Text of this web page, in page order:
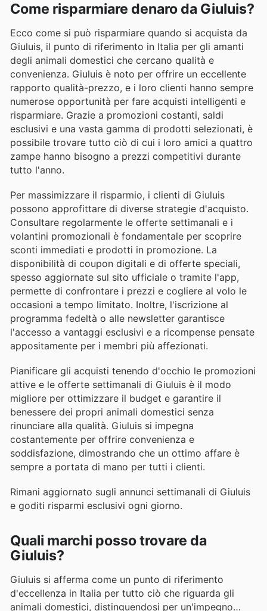
Come risparmiare denaro da Giuluis?
Ecco come si può risparmiare quando si acquista da
Giuluis, il punto di riferimento in Italia per gli amanti
degli animali domestici che cercano qualità e
convenienza. Giuluis è noto per offrire un eccellente
rapporto qualità-prezzo, e i loro clienti hanno sempre
numerose opportunità per fare acquisti intelligenti e
risparmiare. Grazie a promozioni costanti, saldi
esclusivi e una vasta gamma di prodotti selezionati, è
possibile trovare tutto ciò di cui i loro amici a quattro
zampe hanno bisogno a prezzi competitivi durante
tutto l'anno.
Per massimizzare il risparmio, i clienti di Giuluis
possono approfittare di diverse strategie d'acquisto.
Consultare regolarmente le offerte settimanali e i
volantini promozionali è fondamentale per scoprire
sconti immediati e prodotti in promozione. La
disponibilità di coupon digitali e di offerte speciali,
spesso aggiornate sul sito ufficiale o tramite l'app,
permette di confrontare i prezzi e cogliere al volo le
occasioni a tempo limitato. Inoltre, l'iscrizione al
programma fedeltà o alle newsletter garantisce
l'accesso a vantaggi esclusivi e a ricompense pensate
appositamente per i membri più affezionati.
Pianificare gli acquisti tenendo d'occhio le promozioni
attive e le offerte settimanali di Giuluis è il modo
migliore per ottimizzare il budget e garantire il
benessere dei propri animali domestici senza
rinunciare alla qualità. Giuluis si impegna
costantemente per offrire convenienza e
soddisfazione, dimostrando che un ottimo affare è
sempre a portata di mano per tutti i clienti.
Rimani aggiornato sugli annunci settimanali di Giuluis
e goditi risparmi esclusivi ogni giorno.
Quali marchi posso trovare da
Giuluis?
Giuluis si afferma come un punto di riferimento
d'eccellenza in Italia per tutto ciò che riguarda gli
animali domestici, distinguendosi per un'impegno